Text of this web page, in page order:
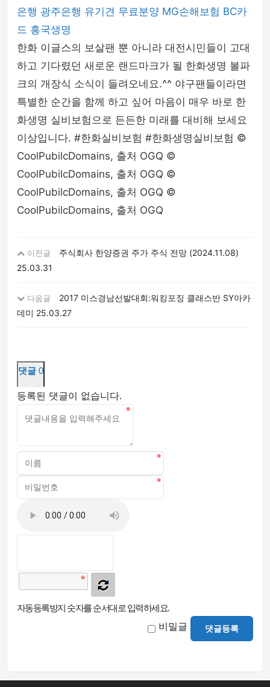
은행 광주은행 유기견 무료분양 MG손해보험 BC카
드 흥국생명
한화 이글스의 보살팬 뿐 아니라 대전시민들이 고대
하고 기다렸던 새로운 랜드마크가 될 한화생명 볼파
크의 개장식 소식이 들려오네요.^^ 야구팬들이라면
특별한 순간을 함께 하고 싶어 마음이 매우 바로 한
화생명 실비보험으로 든든한 미래를 대비해 보세요
이상입니다. #한화실비보험 #한화생명실비보험 ©
CoolPubilcDomains, 출처 OGQ ©
CoolPubilcDomains, 출처 OGQ ©
CoolPubilcDomains, 출처 OGQ ©
CoolPubilcDomains, 출처 OGQ
이전글
주식회사 한양증권 주가 주식 전망 (2024.11.08)
25.03.31
다음글
2017 미스경남선발대회:워킹포징 클래스반 SY아카
데미 25.03.27
댓글 0
등록된 댓글이 없습니다.
자동등록방지 숫자를 순서대로 입력하세요.
비밀글 댓글등록